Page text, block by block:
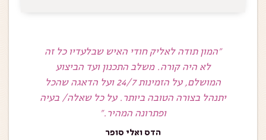
״המון תודה לאליק חודי האיש שבלעדיו כל זה
לא היה קורה. משלב התכנון ועד הביצוע
המושלם, על הזמינות 24/7 ועל הדאגה שהכל
יתנהל בצורה הטובה ביותר. על כל שאלה/ בעיה
ופתרונה המהיר.״
הדס ואלי סופר